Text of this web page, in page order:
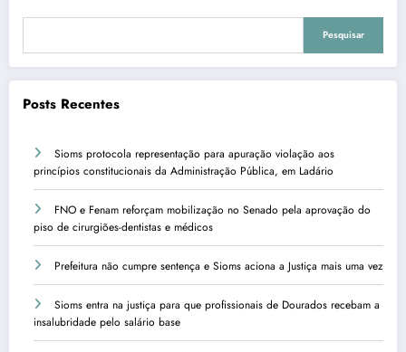
Pesquisar
Posts Recentes
Sioms protocola representação para apuração violação aos
princípios constitucionais da Administração Pública, em Ladário
FNO e Fenam reforçam mobilização no Senado pela aprovação do
piso de cirurgiões-dentistas e médicos
Prefeitura não cumpre sentença e Sioms aciona a Justiça mais uma vez
Sioms entra na justiça para que profissionais de Dourados recebam a
insalubridade pelo salário base